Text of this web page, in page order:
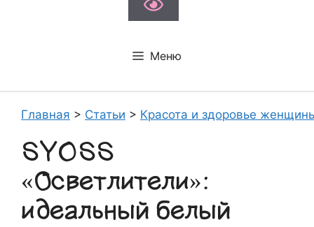
Меню
Главная > Статьи > Красота и здоровье
SYOSS
«Осветлители»:
идеальный белый